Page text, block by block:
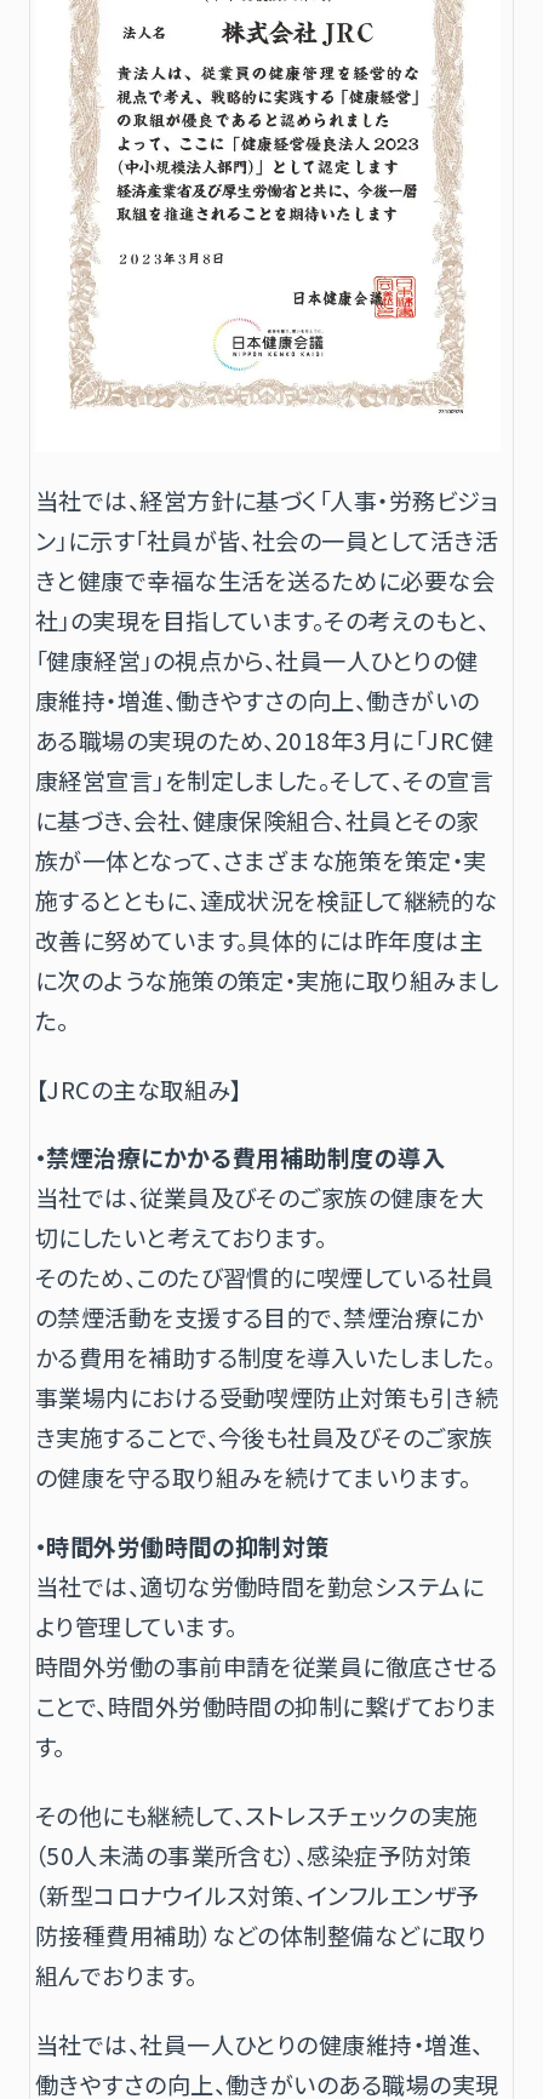
当社では、経営方針に基づく「人事・労務ビジョ
ン」に示す「社員が皆、社会の一員として活き活
きと健康で幸福な生活を送るために必要な会
社」の実現を目指しています。その考えのもと、
「健康経営」の視点から、社員一人ひとりの健
康維持・増進、働きやすさの向上、働きがいの
ある職場の実現のため、2018年3月に「JRC健
康経営宣言」を制定しました。そして、その宣言
に基づき、会社、健康保険組合、社員とその家
族が一体となって、さまざまな施策を策定・実
施するとともに、達成状況を検証して継続的な
改善に努めています。具体的には昨年度は主
に次のような施策の策定・実施に取り組みまし
た。
【JRCの主な取組み】
・禁煙治療にかかる費用補助制度の導入
当社では、従業員及びそのご家族の健康を大
切にしたいと考えております。
そのため、このたび習慣的に喫煙している社員
の禁煙活動を支援する目的で、禁煙治療にか
かる費用を補助する制度を導入いたしました。
事業場内における受動喫煙防止対策も引き続
き実施することで、今後も社員及びそのご家族
の健康を守る取り組みを続けてまいります。
・時間外労働時間の抑制対策
当社では、適切な労働時間を勤怠システムに
より管理しています。
時間外労働の事前申請を従業員に徹底させる
ことで、時間外労働時間の抑制に繋げておりま
す。
その他にも継続して、ストレスチェックの実施
（50人未満の事業所含む）、感染症予防対策
（新型コロナウイルス対策、インフルエンザ予
防接種費用補助）などの体制整備などに取り
組んでおります。
当社では、社員一人ひとりの健康維持・増進、
働きやすさの向上、働きがいのある職場の実現